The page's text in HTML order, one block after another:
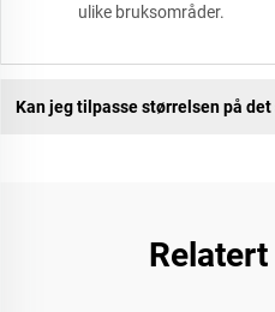
ulike bruksområder.
Kan jeg tilpasse størrelsen på